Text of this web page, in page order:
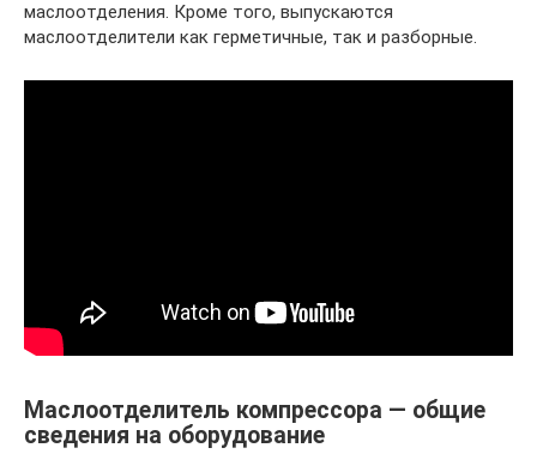
маслоотделения. Кроме того, выпускаются
маслоотделители как герметичные, так и разборные.
Маслоотделитель компрессора — общие
сведения на оборудование